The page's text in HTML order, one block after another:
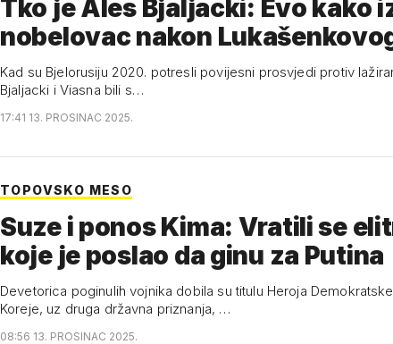
Tko je Ales Bjaljacki: Evo kako
nobelovac nakon
Kad su Bjelorusiju 2020. potresli povijesni prosvjedi protiv
Bjaljacki i Viasna bili s…
17:41 13. PROSINAC 2025.
TOPOVSKO MESO
Suze i ponos Kima: Vratili se
koje je poslao da ginu za Putina
Devetorica poginulih vojnika dobila su titulu Heroja
Koreje, uz druga državna priznanja, …
08:56 13. PROSINAC 2025.